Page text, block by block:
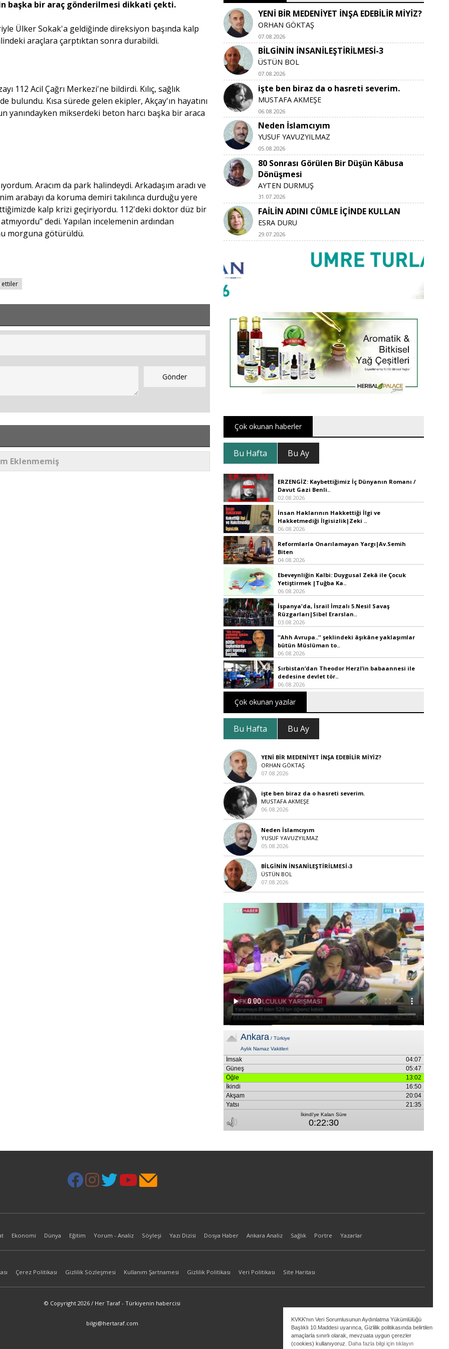
KVKK'nın Veri Sorumlusunun Aydınlatma Yükümlülüğü
Başlıklı 10.Maddesi uyarınca, Gizlilik politikasında belirtilen
amaçlarla sınırlı olarak, mevzuata uygun çerezler
(cookies) kullanıyoruz. Daha fazla bilgi için tıklayın
başka bir araç gönderilmesi dikkati çekti.
Ülker Sokak'a geldiğinde direksiyon başında kalp
araçlara çarptıktan sonra durabildi.
112 Acil Çağrı Merkezi'ne bildirdi. Kılıç, sağlık
bulundu. Kısa sürede gelen ekipler, Akçay'ın hayatını
yanındayken mikserdeki beton harcı başka bir araca
Aracım da park halindeydi. Arkadaşım aradı ve
arabayı da koruma demiri takılınca durduğu yere
kalp krizi geçiriyordu. 112'deki doktor düz bir
dedi. Yapılan incelemenin ardından
morguna götürüldü.
ettiler
Eklenmemiş
YENİ BİR MEDENİYET İNŞA EDEBİLİR MİYİZ?
ORHAN GÖKTAŞ
07.08.2026
BİLGİNİN İNSANİLEŞTİRİLMESİ-3
ÜSTÜN BOL
07.08.2026
işte ben biraz da o hasreti severim.
MUSTAFA AKMEŞE
06.08.2026
Neden İslamcıyım
YUSUF YAVUZYILMAZ
05.08.2026
80 Sonrası Görülen Bir Düşün Kâbusa
Dönüşmesi
AYTEN DURMUŞ
31.07.2026
FAİLİN ADINI CÜMLE İÇİNDE KULLAN
ESRA DURU
29.07.2026
Çok okunan haberler
Bu Hafta Bu Ay
ERZENGİZ: Kaybettiğimiz İç Dünyanın Romanı /
Davut Gazi Benli..
02.08.2026
İnsan Haklarının Hakkettiği İlgi ve
Hakketmediği İlgisizlik|Zeki ..
06.08.2026
Reformlarla Onarılamayan Yargı|Av.Semih
Biten
04.08.2026
Ebeveynliğin Kalbi: Duygusal Zekâ ile Çocuk
Yetiştirmek |Tuğba Ka..
06.08.2026
İspanya'da, İsrail İmzalı 5.Nesil Savaş
Rüzgarları|Sibel Erarslan..
03.08.2026
''Ahh Avrupa..'' şeklindeki âşıkâne yaklaşımlar
bütün Müslüman to..
06.08.2026
Sırbistan’dan Theodor Herzl’in babaannesi ile
dedesine devlet tör..
06.08.2026
Çok okunan yazılar
Bu Hafta Bu Ay
YENİ BİR MEDENİYET İNŞA EDEBİLİR MİYİZ?
ORHAN GÖKTAŞ
07.08.2026
işte ben biraz da o hasreti severim.
MUSTAFA AKMEŞE
06.08.2026
Neden İslamcıyım
YUSUF YAVUZYILMAZ
05.08.2026
BİLGİNİN İNSANİLEŞTİRİLMESİ-3
ÜSTÜN BOL
07.08.2026
Ekonomi Dünya Eğitim Yorum - Analiz Söyleşi Yazı Dizisi Dosya Haber Ankara Analiz Sağlık Portre Yazarlar
Çerez Politikası Gizlilik Sözleşmesi Kullanım Şartnamesi Gizlilik Politikası Veri Politikası Site Haritası
© Copyright 2026 / Her Taraf - Türkiyenin habercisi
bilgi@hertaraf.com